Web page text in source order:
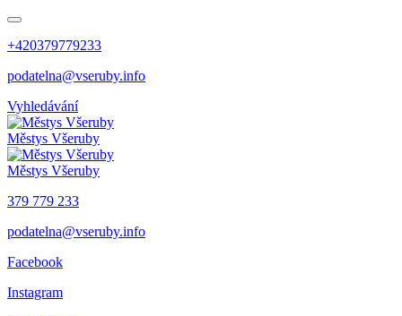
+420379779233
podatelna@vseruby.info
Vyhledávání
Městys Všeruby
Městys Všeruby
379 779 233
podatelna@vseruby.info
Facebook
Instagram